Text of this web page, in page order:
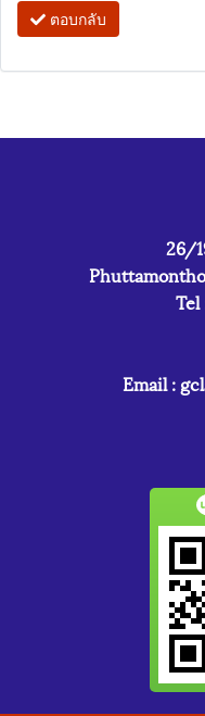
ตอบกลับ
26/
Tel
Email :